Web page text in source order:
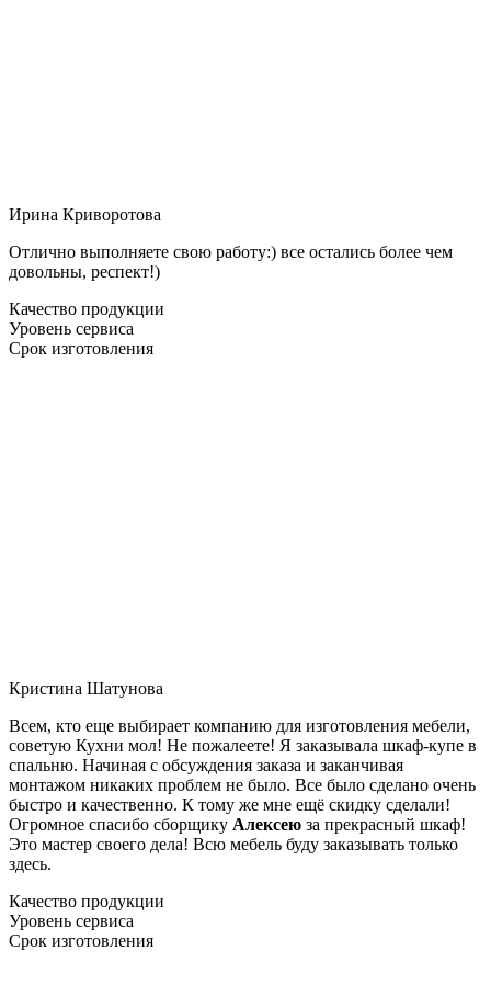
Ирина Криворотова
Отлично выполняете свою работу:) все остались более чем
довольны, респект!)
Качество продукции
Уровень сервиса
Срок изготовления
Кристина Шатунова
Всем, кто еще выбирает компанию для изготовления мебели,
советую Кухни мол! Не пожалеете! Я заказывала шкаф-купе в
спальню. Начиная с обсуждения заказа и заканчивая
монтажом никаких проблем не было. Все было сделано очень
быстро и качественно. К тому же мне ещё скидку сделали!
Огромное спасибо сборщику Алексею за прекрасный шкаф!
Это мастер своего дела! Всю мебель буду заказывать только
здесь.
Качество продукции
Уровень сервиса
Срок изготовления